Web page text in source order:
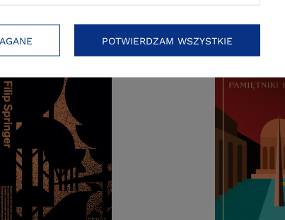
POTWIERDZAM WSZYSTKIE